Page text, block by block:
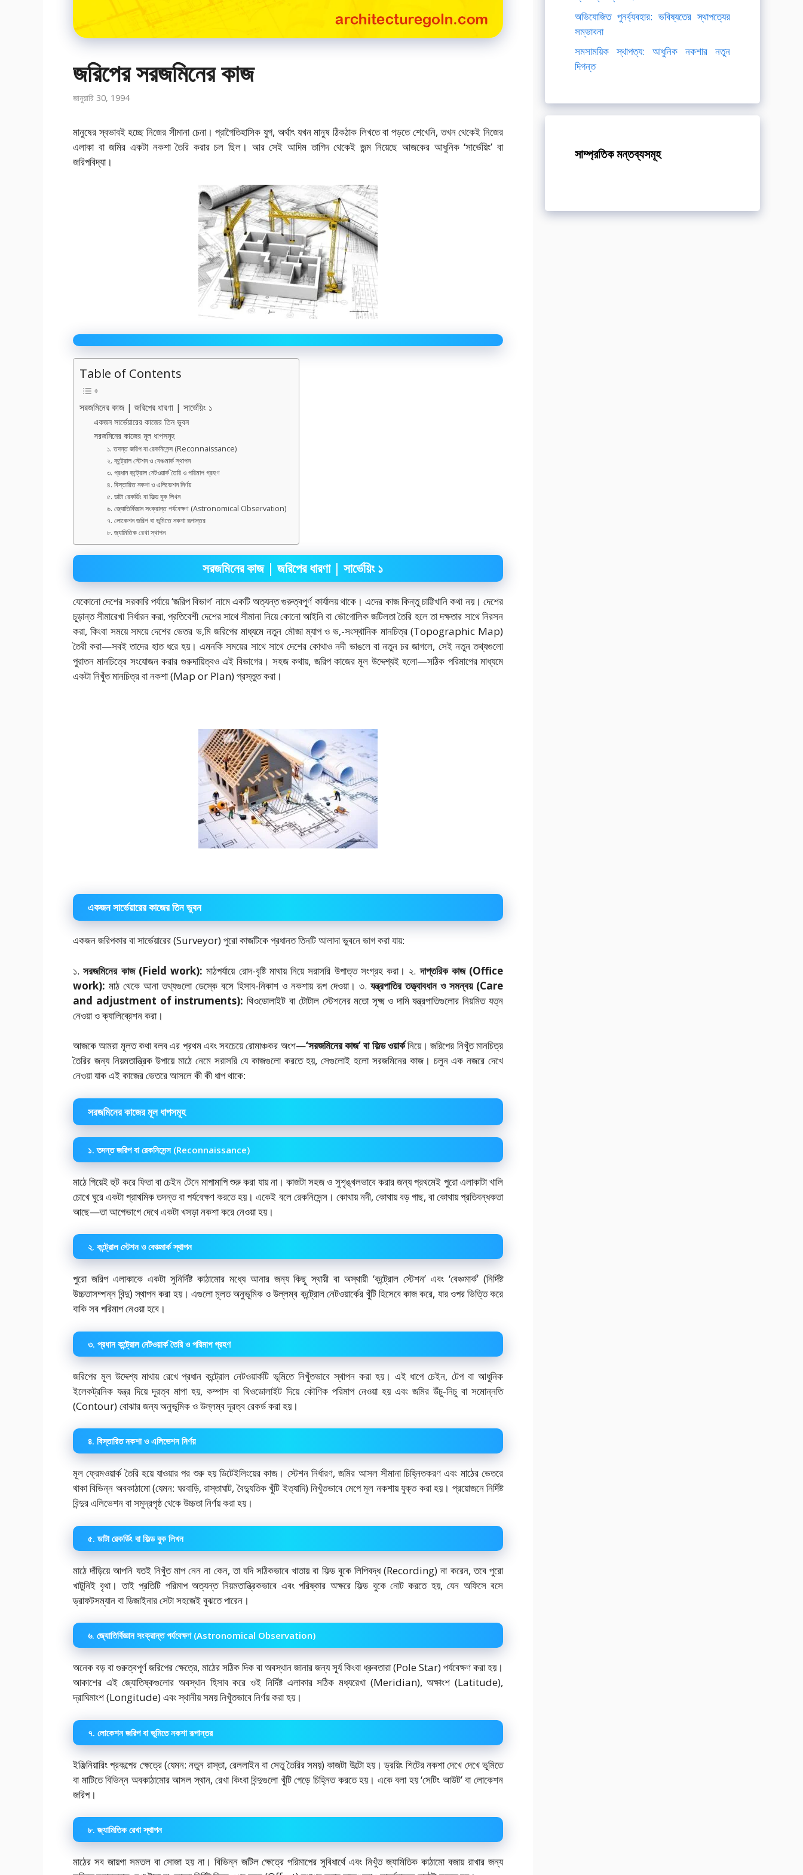
জরিপের সরজমিনের কাজ
জানুয়ারি 30, 1994
মানুষের স্বভাবই হচ্ছে নিজের সীমানা চেনা। প্রাগৈতিহাসিক যুগ, অর্থাৎ যখন মানুষ ঠিকঠাক লিখতে বা পড়তে শেখেনি, তখন থেকেই নিজের
এলাকা বা জমির একটা নকশা তৈরি করার চল ছিল। আর সেই আদিম তাগিদ থেকেই জন্ম নিয়েছে আজকের আধুনিক ‘সার্ভেয়িং’ বা
জরিপবিদ্যা।
Table of Contents
সরজমিনের কাজ | জরিপের ধারণা | সার্ভেয়িং ১
একজন সার্ভেয়ারের কাজের তিন ভুবন
সরজমিনের কাজের মূল ধাপসমূহ
১. তদন্ত জরিপ বা রেকনিসেন্স (Reconnaissance)
২. কন্ট্রোল স্টেশন ও বেঞ্চমার্ক স্থাপন
৩. প্রধান কন্ট্রোল নেটওয়ার্ক তৈরি ও পরিমাপ গ্রহণ
৪. বিস্তারিত নকশা ও এলিভেশন নির্ণয়
৫. ডাটা রেকর্ডিং বা ফিল্ড বুক লিখন
৬. জ্যোতির্বিজ্ঞান সংক্রান্ত পর্যবেক্ষণ (Astronomical Observation)
৭. লোকেশন জরিপ বা ভূমিতে নকশা রূপান্তর
৮. জ্যামিতিক রেখা স্থাপন
সরজমিনের কাজ | জরিপের ধারণা | সার্ভেয়িং ১
যেকোনো দেশের সরকারি পর্যায়ে ‘জরিপ বিভাগ’ নামে একটি অত্যন্ত গুরুত্বপূর্ণ কার্যালয় থাকে। এদের কাজ কিন্তু চাট্টিখানি কথা নয়। দেশের
চূড়ান্ত সীমারেখা নির্ধারন করা, প্রতিবেশী দেশের সাথে সীমানা নিয়ে কোনো আইনি বা ভৌগোলিক জটিলতা তৈরি হলে তা দক্ষতার সাথে নিরসন
করা, কিংবা সময়ে সময়ে দেশের ভেতর ভ‚মি জরিপের মাধ্যমে নতুন মৌজা ম্যাপ ও ভ‚-সংস্থানিক মানচিত্র (Topographic Map)
তৈরী করা—সবই তাদের হাত ধরে হয়। এমনকি সময়ের সাথে সাথে দেশের কোথাও নদী ভাঙলে বা নতুন চর জাগলে, সেই নতুন তথ্যগুলো
পুরাতন মানচিত্রে সংযোজন করার গুরুদায়িত্বও এই বিভাগের। সহজ কথায়, জরিপ কাজের মূল উদ্দেশ্যই হলো—সঠিক পরিমাপের মাধ্যমে
একটা নিখুঁত মানচিত্র বা নকশা (Map or Plan) প্রস্তুত করা।
একজন সার্ভেয়ারের কাজের তিন ভুবন
একজন জরিপকার বা সার্ভেয়ারের (Surveyor) পুরো কাজটিকে প্রধানত তিনটি আলাদা ভুবনে ভাগ করা যায়:
১.সরজমিনের কাজ (Field work): মাঠপর্যায়ে রোদ-বৃষ্টি মাথায় নিয়ে সরাসরি উপাত্ত সংগ্রহ করা। ২.দাপ্তরিক কাজ (Office
work): মাঠ থেকে আনা তথ্যগুলো ডেস্কে বসে হিসাব-নিকাশ ও নকশায় রূপ দেওয়া। ৩. যন্ত্রপাতির তত্ত্বাবধান ও সমন্বয় (Care
and adjustment of instruments): থিওডোলাইট বা টোটাল স্টেশনের মতো সূক্ষ্ম ও দামি যন্ত্রপাতিগুলোর নিয়মিত যত্ন
নেওয়া ও ক্যালিব্রেশন করা।
আজকে আমরা মূলত কথা বলব এর প্রথম এবং সবচেয়ে রোমাঞ্চকর অংশ—‘সরজমিনের কাজ’ বা ফিল্ড ওয়ার্কনিয়ে। জরিপের নিখুঁত মানচিত্র
তৈরির জন্য নিয়মতান্ত্রিক উপায়ে মাঠে নেমে সরাসরি যে কাজগুলো করতে হয়, সেগুলোই হলো সরজমিনের কাজ। চলুন এক নজরে দেখে
নেওয়া যাক এই কাজের ভেতরে আসলে কী কী ধাপ থাকে:
সরজমিনের কাজের মূল ধাপসমূহ
১. তদন্ত জরিপ বা রেকনিসেন্স (Reconnaissance)
মাঠে গিয়েই হুট করে ফিতা বা চেইন টেনে মাপামাপি শুরু করা যায় না। কাজটা সহজ ও সুশৃঙ্খলভাবে করার জন্য প্রথমেই পুরো এলাকাটা খালি
চোখে ঘুরে একটা প্রাথমিক তদন্ত বা পর্যবেক্ষণ করতে হয়। একেই বলে রেকনিসেন্স। কোথায় নদী, কোথায় বড় গাছ, বা কোথায় প্রতিবন্ধকতা
আছে—তা আগেভাগে দেখে একটা খসড়া নকশা করে নেওয়া হয়।
২. কন্ট্রোল স্টেশন ও বেঞ্চমার্ক স্থাপন
পুরো জরিপ এলাকাকে একটা সুনির্দিষ্ট কাঠামোর মধ্যে আনার জন্য কিছু স্থায়ী বা অস্থায়ী ‘কন্ট্রোল স্টেশন’ এবং ‘বেঞ্চমার্ক’ (নির্দিষ্ট
উচ্চতাসম্পন্ন বিন্দু) স্থাপন করা হয়। এগুলো মূলত অনুভূমিক ও উল্লম্ব কন্ট্রোল নেটওয়ার্কের খুঁটি হিসেবে কাজ করে, যার ওপর ভিত্তি করে
বাকি সব পরিমাপ নেওয়া হবে।
৩. প্রধান কন্ট্রোল নেটওয়ার্ক তৈরি ও পরিমাপ গ্রহণ
জরিপের মূল উদ্দেশ্য মাথায় রেখে প্রধান কন্ট্রোল নেটওয়ার্কটি ভূমিতে নিখুঁতভাবে স্থাপন করা হয়। এই ধাপে চেইন, টেপ বা আধুনিক
ইলেকট্রনিক যন্ত্র দিয়ে দূরত্ব মাপা হয়, কম্পাস বা থিওডোলাইট দিয়ে কৌণিক পরিমাপ নেওয়া হয় এবং জমির উঁচু-নিচু বা সমোন্নতি
(Contour) বোঝার জন্য অনুভূমিক ও উল্লম্ব দূরত্ব রেকর্ড করা হয়।
৪. বিস্তারিত নকশা ও এলিভেশন নির্ণয়
মূল ফ্রেমওয়ার্ক তৈরি হয়ে যাওয়ার পর শুরু হয় ডিটেইলিংয়ের কাজ। স্টেশন নির্ধারণ, জমির আসল সীমানা চিহ্নিতকরণ এবং মাঠের ভেতরে
থাকা বিভিন্ন অবকাঠামো (যেমন: ঘরবাড়ি, রাস্তাঘাট, বৈদ্যুতিক খুঁটি ইত্যাদি) নিখুঁতভাবে মেপে মূল নকশায় যুক্ত করা হয়। প্রয়োজনে নির্দিষ্ট
বিন্দুর এলিভেশন বা সমুদ্রপৃষ্ঠ থেকে উচ্চতা নির্ণয় করা হয়।
৫. ডাটা রেকর্ডিং বা ফিল্ড বুক লিখন
মাঠে দাঁড়িয়ে আপনি যতই নিখুঁত মাপ নেন না কেন, তা যদি সঠিকভাবে খাতায় বা ফিল্ড বুকে লিপিবদ্ধ (Recording) না করেন, তবে পুরো
খাটুনিই বৃথা। তাই প্রতিটি পরিমাপ অত্যন্ত নিয়মতান্ত্রিকভাবে এবং পরিষ্কার অক্ষরে ফিল্ড বুকে নোট করতে হয়, যেন অফিসে বসে
ড্রাফটসম্যান বা ডিজাইনার সেটা সহজেই বুঝতে পারেন।
৬. জ্যোতির্বিজ্ঞান সংক্রান্ত পর্যবেক্ষণ (Astronomical Observation)
অনেক বড় বা গুরুত্বপূর্ণ জরিপের ক্ষেত্রে, মাঠের সঠিক দিক বা অবস্থান জানার জন্য সূর্য কিংবা ধ্রুবতারা (Pole Star) পর্যবেক্ষণ করা হয়।
আকাশের এই জ্যোতিষ্কগুলোর অবস্থান হিসাব করে ওই নির্দিষ্ট এলাকার সঠিক মধ্যরেখা (Meridian), অক্ষাংশ (Latitude),
দ্রাঘিমাংশ (Longitude) এবং স্থানীয় সময় নিখুঁতভাবে নির্ণয় করা হয়।
৭. লোকেশন জরিপ বা ভূমিতে নকশা রূপান্তর
ইঞ্জিনিয়ারিং প্রকল্পের ক্ষেত্রে (যেমন: নতুন রাস্তা, রেললাইন বা সেতু তৈরির সময়) কাজটা উল্টো হয়। ড্রয়িং শিটের নকশা দেখে দেখে ভূমিতে
বা মাটিতে বিভিন্ন অবকাঠামোর আসল স্থান, রেখা কিংবা বিন্দুগুলো খুঁটি গেড়ে চিহ্নিত করতে হয়। একে বলা হয় ‘সেটিং আউট’ বা লোকেশন
জরিপ।
৮. জ্যামিতিক রেখা স্থাপন
মাঠের সব জায়গা সমতল বা সোজা হয় না। বিভিন্ন জটিল ক্ষেত্রে পরিমাপের সুবিধার্থে এবং নিখুঁত জ্যামিতিক কাঠামো বজায় রাখার জন্য
অভিযোজিত পুনর্ব্যবহার: ভবিষ্যতের স্থাপত্যের
সম্ভাবনা
সমসাময়িক স্থাপত্য: আধুনিক নকশার নতুন
দিগন্ত
সাম্প্রতিক মন্তব্যসমূহ